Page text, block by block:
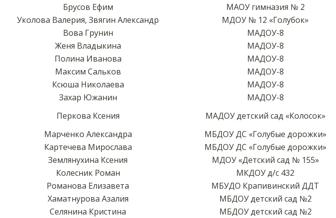
Брусов Ефим
МАОУ гимназия № 2
Уколова Валерия, Звягин Александр
МДОУ № 12 «Голубок»
Вова Грунин
МАДОУ-8
Женя Владыкина
МАДОУ-8
Полина Иванова
МАДОУ-8
Максим Сальков
МАДОУ-8
Ксюша Николаева
МАДОУ-8
Захар Южанин
МАДОУ-8
Перкова Ксения
МАДОУ детский сад «Колосок»
Марченко Александра
МБДОУ ДС «Голубые дорожки»
Картечева Мирослава
МБДОУ ДС «Голубые дорожки»
Землянухина Ксения
МДОУ «Детский сад № 155»
Колесник Роман
МКДОУ д/с 432
Романова Елизавета
МБУДО Крапивинский ДДТ
Хаматнурова Азалия
МБДОУ детский сад №2
Селянина Кристина
МБДОУ детский сад №2